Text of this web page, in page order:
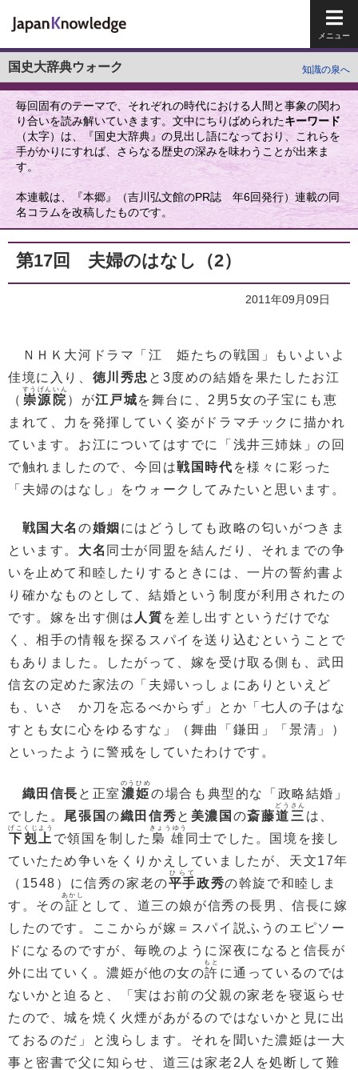
国史大辞典ウォーク 知識の泉へ
毎回固有のテーマで、それぞれの時代における人間と事象の関わ
り合いを読み解いていきます。文中にちりばめられたキーワード
（太字）は、『国史大辞典』の見出し語になっており、これらを
手がかりにすれば、さらなる歴史の深みを味わうことが出来ま
す。
本連載は、『本郷』（吉川弘文館のPR誌 年6回発行）連載の同
名コラムを改稿したものです。
第17回 夫婦のはなし（2）
2011年09月09日
ＮＨＫ大河ドラマ「江 姫たちの戦国」もいよいよ
佳境に入り、 徳川秀忠 と3度めの結婚を果たしたお江
（ 崇源院
すうげんいん
）が江戸城を舞台に、2男5女の子宝にも恵
まれて、力を発揮していく姿がドラマチックに描かれ
ています。お江についてはすでに「浅井三姉妹」の回
で触れましたので、今回は戦国時代 を様々に彩った
「夫婦のはなし」をウォークしてみたいと思います。
戦国大名 の婚姻 にはどうしても政略の匂いがつきま
といます。 大名 同士が同盟を結んだり、それまでの争
いを止めて和睦したりするときには、一片の誓約書よ
り確かなものとして、結婚という制度が利用されたの
です。嫁を出す側は 人質 を差し出すというだけでな
く、相手の情報を探るスパイを送り込むということで
もありました。したがって、嫁を受け取る側も、武田
信玄の定めた家法の「夫婦いっしょにありといえど
も、いさゝか刀を忘るべからず」とか「七人の子はな
すとも女に心をゆるすな」（舞曲「鎌田」「景清」）
といったように警戒をしていたわけです。
織田信長 と正室 濃姫
のうひめ
の場合も典型的な「政略結婚」
でした。 尾張国の織田信秀と 美濃国 の斎藤道三
どうさん
は、
下剋上
げこくじよう
で領国を制した 梟雄
きょうゆう
同士でした。国境を接し
ていたため争いをくりかえしていましたが、天文17年
（1548）に信秀の家老の平手
ひらて
政秀の斡旋で和睦しま
す。その証
あかし
として、道三の娘が信秀の長男、信長に嫁
したのです。ここからが嫁＝スパイ説ふうのエピソー
ドになるのですが、毎晩のように深夜になると信長が
外に出ていく。濃姫が他の女の許
もと
に通っているのでは
ないかと迫ると、「実はお前の父親の家老を寝返らせ
たので、城を焼く火煙があがるのではないかと見に出
ておるのだ」と洩らします。それを聞いた濃姫は一大
事と密書で父に知らせ、道三は家老2人を処断して難